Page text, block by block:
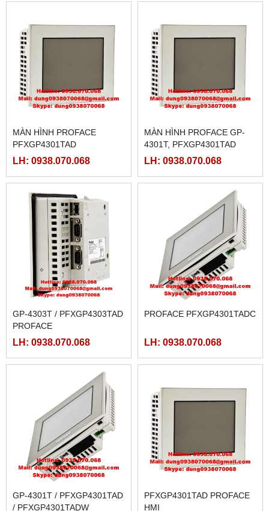
MÀN HÌNH PROFACE
PFXGP4301TAD
LH: 0938.070.068
MÀN HÌNH PROFACE GP-
4301T, PFXGP4301TAD
LH: 0938.070.068
GP-4303T / PFXGP4303TAD
PROFACE
LH: 0938.070.068
PROFACE PFXGP4301TADC
LH: 0938.070.068
GP-4301T / PFXGP4301TAD
/ PFXGP4301TADW
PFXGP4301TAD PROFACE
HMI